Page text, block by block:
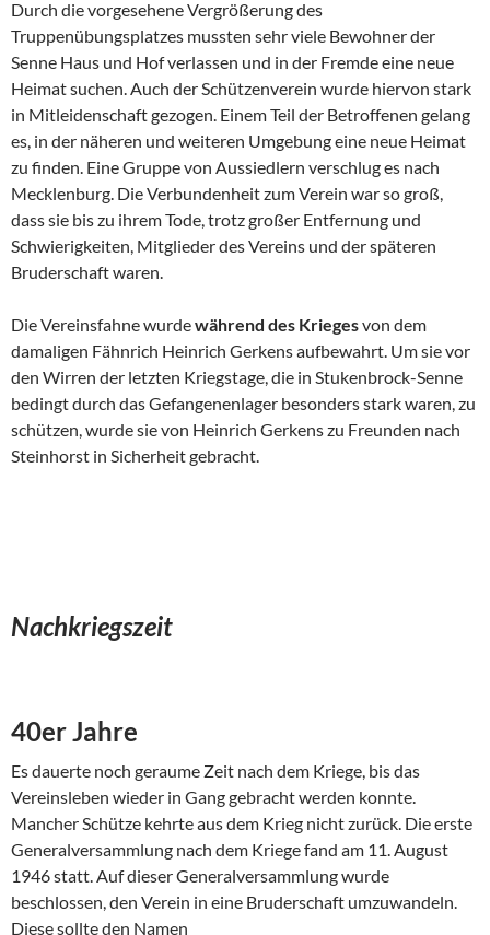
Durch die vorgesehene Vergrößerung des
Truppenübungsplatzes mussten sehr viele Bewohner der
Senne Haus und Hof verlassen und in der Fremde eine neue
Heimat suchen. Auch der Schützenverein wurde hier­von stark
in Mitleidenschaft gezogen. Einem Teil der Betroffenen gelang
es, in der näheren und weiteren Umgebung eine neue Heimat
zu finden. Eine Gruppe von Aussiedlern verschlug es nach
Mecklenburg. Die Ver­bundenheit zum Verein war so groß,
dass sie bis zu ihrem Tode, trotz großer Entfernung und
Schwierigkeiten, Mitglieder des Vereins und der späteren
Bruderschaft waren.
Die Vereinsfahne wurdewährend des Kriegesvon dem
damaligen Fähnrich Heinrich Gerkens aufbewahrt. Um sie vor
den Wirren der letz­ten Kriegstage, die in Stukenbrock-Senne
bedingt durch das Gefange­nenlager besonders stark waren, zu
schützen, wurde sie von Heinrich Gerkens zu Freunden nach
Steinhorst in Sicherheit gebracht.
Nachkriegszeit
40er Jahre
Es dauerte noch geraume Zeit nach dem Kriege, bis das
Vereinsleben wieder in Gang gebracht werden konnte.
Mancher Schütze kehrte aus dem Krieg nicht zurück. Die erste
Generalversammlung nach dem Krie­ge fand am 11. August
1946 statt. Auf dieser Generalversammlung wur­de
beschlossen, den Verein in eine Bruderschaft umzuwandeln.
Diese sollte den Namen